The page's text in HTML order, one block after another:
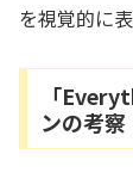
を視覚的に
「
ンの考